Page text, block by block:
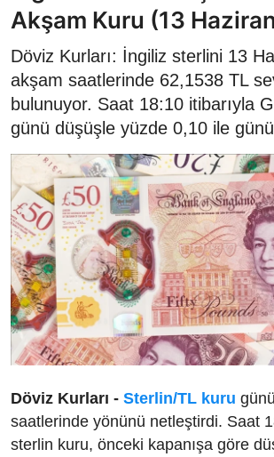
Akşam Kuru (13
Döviz Kurları: İngiliz sterlini 13
akşam saatlerinde 62,1538 TL
bulunuyor. Saat 18:10 itibarıyla
günü düşüşle yüzde 0,10 ile
Döviz Kurları - Sterlin/TL kuru
saatlerinde yönünü netleştirdi. Saat
sterlin kuru, önceki kapanışa göre